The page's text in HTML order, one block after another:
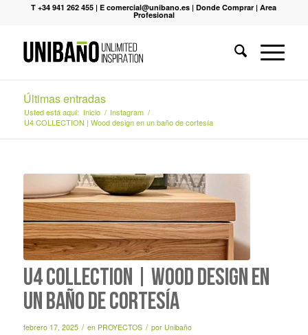
T +34 941 262 455 |E comercial@unibano.es |Donde Comprar |Area
Profesional
Últimas entradas
Usted está aquí: Inicio / Instagram /
U4 COLLECTION | Wood design en un baño de cortesía
U4 COLLECTION | Wood design en
un baño de cortesía
febrero 17, 2025 / en PROYECTOS / por Unibaño